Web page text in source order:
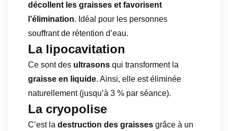
décollent les graisses et favorisent
l’élimination. Idéal pour les personnes
souffrant de rétention d’eau.
La lipocavitation
Ce sont des ultrasons qui transforment la
graisse en liquide. Ainsi, elle est éliminée
naturellement (jusqu’à 3 % par séance).
La cryopolise
C’est la destruction des graisses grâce à un